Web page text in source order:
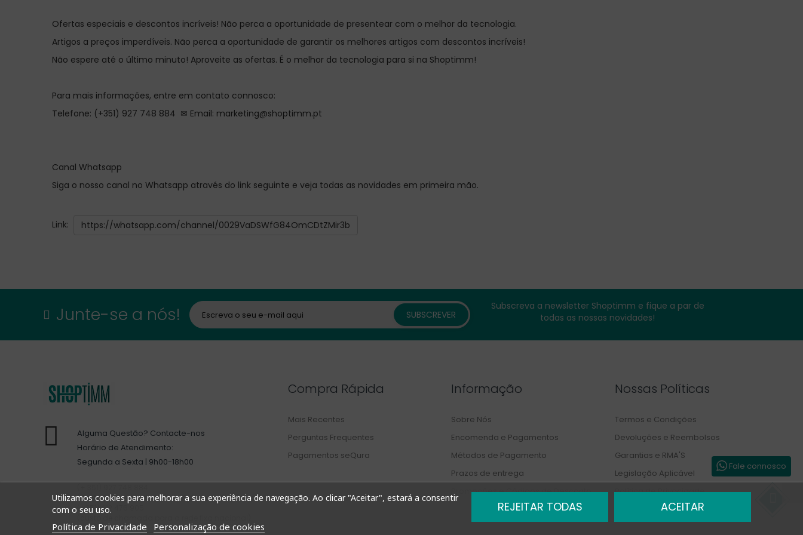
Fale connosco
Ofertas especiais e descontos incríveis! Não perca a oportunidade de presentear com o melhor da tecnologia.
Artigos a preços imperdíveis. Não perca a oportunidade de garantir os melhores artigos com descontos incríveis!
Não espere até o último minuto! Aproveite as ofertas. É o melhor da tecnologia para si na Shoptimm!
Para mais informações, entre em contato connosco:
Telefone: (+351) 927 748 884 ✉ Email: marketing@shoptimm.pt
Canal Whatsapp
Siga o nosso canal no Whatsapp através do link seguinte e veja todas as novidades em primeira mão.
Link: https://whatsapp.com/channel/0029VaDSWfG84OmCDtZMir3b
Utilizamos cookies para melhorar a sua experiência de navegação. Ao clicar "Aceitar", estará a consentir
com o seu uso.
Política de Privacidade Personalização de cookies
REJEITAR TODAS ACEITAR
Junte-se a nós!
Subscreva a newsletter Shoptimm e fique a par de
todas as nossas novidades!
Alguma Questão? Contacte-nos
Horário de Atendimento:
Segunda a Sexta | 9h00-18h00
(custo de chamada para a rede móvel nacional)
(+351) 212 476 905
Compra Rápida
Mais Recentes
Perguntas Frequentes
Pagamentos seQura
Informação
Sobre Nós
Encomenda e Pagamentos
Métodos de Pagamento
Prazos de entrega
Promoções e Códigos de Desconto
Nossas Políticas
Termos e Condições
Devoluções e Reembolsos
Garantias e RMA'S
Legislação Aplicável
Política de Privacidade
Livro de Reclamações